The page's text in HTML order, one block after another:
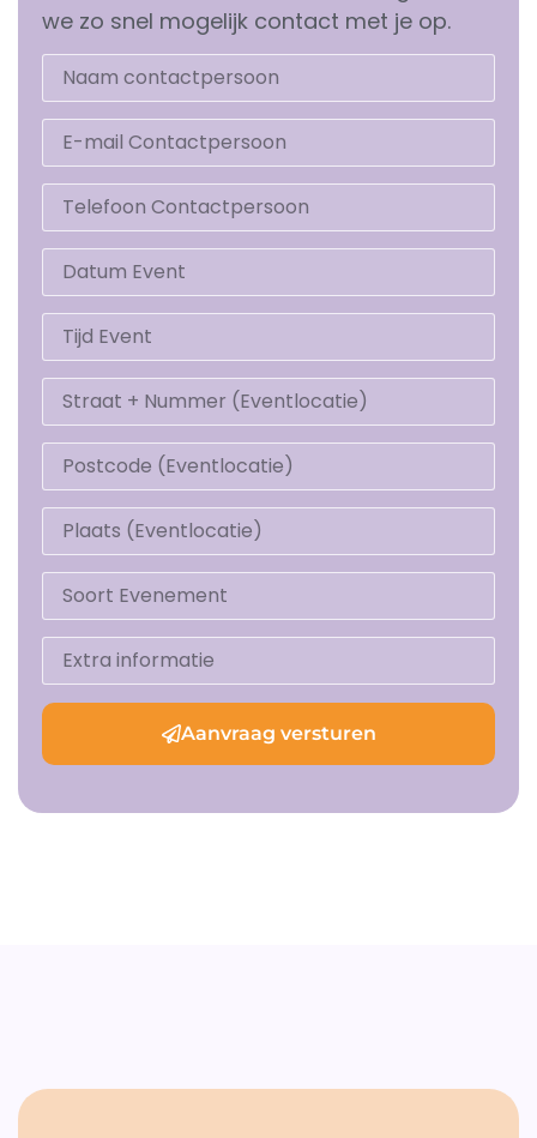
we zo snel mogelijk contact met je op.
Aanvraag versturen